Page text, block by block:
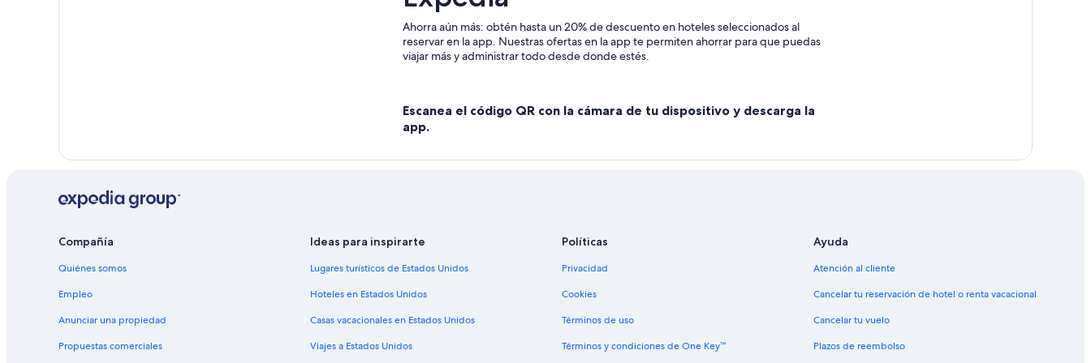
Ahorra aún más: obtén hasta un 20% de descuento en hoteles seleccionados al
reservar en la app. Nuestras ofertas en la app te permiten ahorrar para que puedas
viajar más y administrar todo desde donde estés.
Escanea el código QR con la cámara de tu dispositivo y descarga la
app.
Compañía
Quiénes somos
Empleo
Anunciar una propiedad
Propuestas comerciales
Ideas para inspirarte
Lugares turísticos de Estados Unidos
Hoteles en Estados Unidos
Casas vacacionales en Estados Unidos
Viajes a Estados Unidos
Políticas
Privacidad
Cookies
Términos de uso
Términos y condiciones de One Key™
Ayuda
Atención al cliente
Cancelar tu reservación de hotel o renta vacacional
Cancelar tu vuelo
Plazos de reembolso